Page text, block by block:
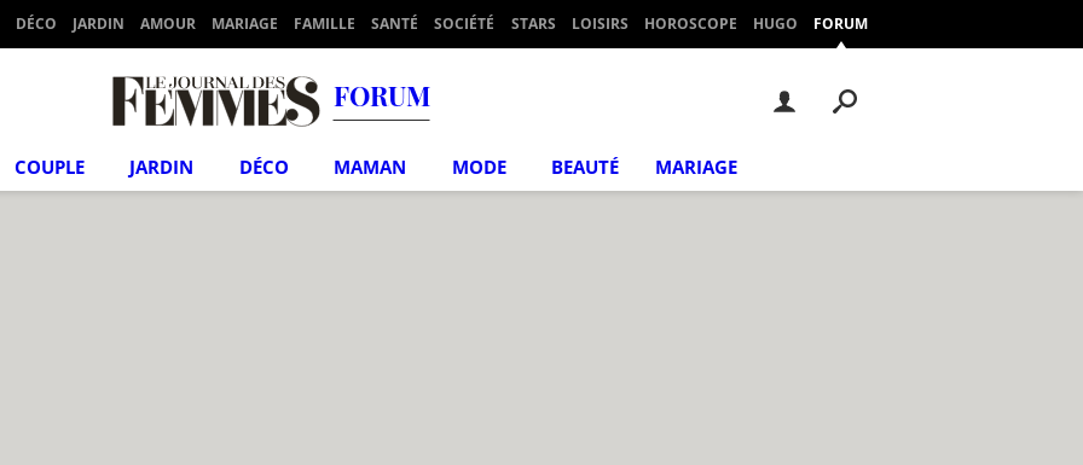
DÉCO JARDIN AMOUR MARIAGE FAMILLE SANTÉ SOCIÉTÉ STARS LOISIRS HOROSCOPE HUGO FORUM
FORUM
COUPLE JARDIN DÉCO MAMAN MODE BEAUTÉ MARIAGE